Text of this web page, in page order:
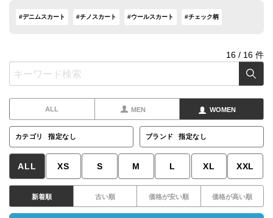
#デニムスカート #チノスカート #ウールスカート #チェック柄
16 / 16 件
ALL MEN WOMEN
カテゴリ 指定なし ブランド 指定なし
ALL XS S M L XL XXL
新着順 古い順 価格が安い順 価格が高い順